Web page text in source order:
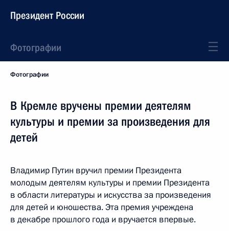
Президент России
Фотографии
Фотографии
В Кремле вручены премии деятелям
культуры и премии за произведения для
детей
Владимир Путин вручил премии Президента
молодым деятелям культуры и премии Президента
в области литературы и искусства за произведения
для детей и юношества. Эта премия учреждена
в декабре прошлого года и вручается впервые.